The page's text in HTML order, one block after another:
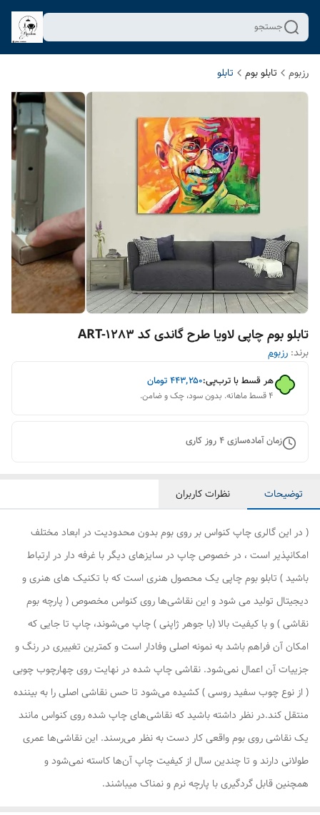
جستجو
رزبوم تابلو بوم تابلو
تابلو بوم چاپی لاویا طرح گاندی کد ART-1283
برند: رزبوم
هر قسط با ترب‌پی:۴۴۳٬۲۵۰تومان
۴ قسط ماهانه. بدون سود، چک و ضامن.
زمان آماده‌سازی4روز کاری
توضیحات نظرات کاربران
( در این گالری چاپ کنواس بر روی بوم بدون محدودیت در ابعاد مختلف
امکانپذیر است ، در خصوص چاپ در سایزهای دیگر با غرفه دار در ارتباط
باشید ) تابلو بوم چاپی یک محصول هنری است که با تکنیک های هنری و
دیجیتال تولید می شود و این نقاشی‌ها روی کنواس مخصوص ( پارچه بوم
نقاشی ) و با کیفیت بالا (با جوهر ژاپنی ) چاپ می‌شوند، چاپ تا جایی که
امکان آن فراهم باشد به نمونه اصلی وفادار است و کمترین تغییری در رنگ و
جزییات آن اعمال نمی‌شود. نقاشی چاپ شده در نهایت روی چهارچوب چوبی
( از نوع چوب سفید روسی ) کشیده می‌شود تا حس نقاشی اصلی را به بیننده
منتقل کند.در نظر داشته باشید که نقاشی‌های چاپ شده روی کنواس مانند
یک نقاشی روی بوم واقعی کار دست به نظر می‌رسند. این نقاشی‌ها عمری
طولانی دارند و تا چندین سال از کیفیت چاپ آن‌ها کاسته نمی‌شود و
همچنین قابل گردگیری با پارچه نرم و نمناک میباشند.